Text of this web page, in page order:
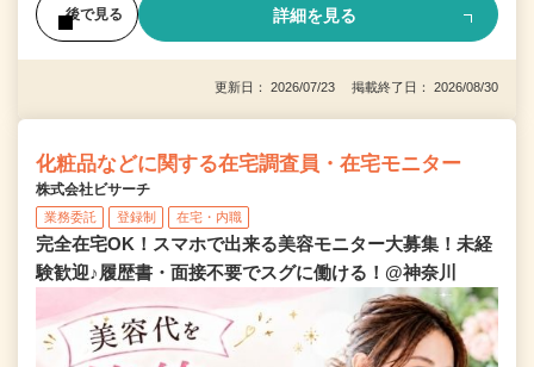
後で見る 詳細を見る
更新日： 2026/07/23 掲載終了日： 2026/08/30
化粧品などに関する在宅調査員・在宅モニター
株式会社ビサーチ
業務委託 登録制 在宅・内職
完全在宅OK！スマホで出来る美容モニター大募集！未経
験歓迎♪履歴書・面接不要でスグに働ける！@神奈川